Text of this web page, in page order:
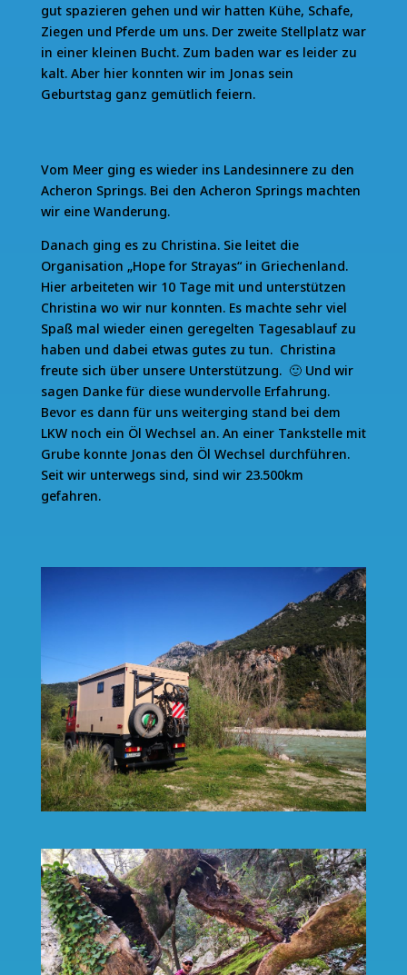
gut spazieren gehen und wir hatten Kühe, Schafe,
Ziegen und Pferde um uns. Der zweite Stellplatz war
in einer kleinen Bucht. Zum baden war es leider zu
kalt. Aber hier konnten wir im Jonas sein
Geburtstag ganz gemütlich feiern.
Vom Meer ging es wieder ins Landesinnere zu den
Acheron Springs. Bei den Acheron Springs machten
wir eine Wanderung.
Danach ging es zu Christina. Sie leitet die
Organisation „Hope for Strayas“ in Griechenland.
Hier arbeiteten wir 10 Tage mit und unterstützen
Christina wo wir nur konnten. Es machte sehr viel
Spaß mal wieder einen geregelten Tagesablauf zu
haben und dabei etwas gutes zu tun. Christina
freute sich über unsere Unterstützung. 🙂 Und wir
sagen Danke für diese wundervolle Erfahrung.
Bevor es dann für uns weiterging stand bei dem
LKW noch ein Öl Wechsel an. An einer Tankstelle mit
Grube konnte Jonas den Öl Wechsel durchführen.
Seit wir unterwegs sind, sind wir 23.500km
gefahren.